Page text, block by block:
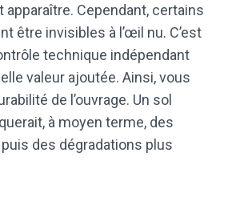
apparaître. Cependant, certains
être invisibles à l’œil nu. C’est
technique indépendant
valeur ajoutée. Ainsi, vous
de l’ouvrage. Un sol
à moyen terme, des
des dégradations plus